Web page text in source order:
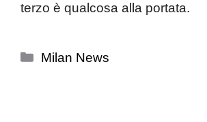
terzo è qualcosa alla portata.
Categorie
Milan News